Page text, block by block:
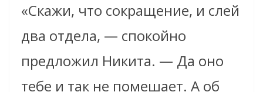
«Скажи, что сокращение, и слей
два отдела, — спокойно
предложил Никита. — Да оно
тебе и так не помешает. А об